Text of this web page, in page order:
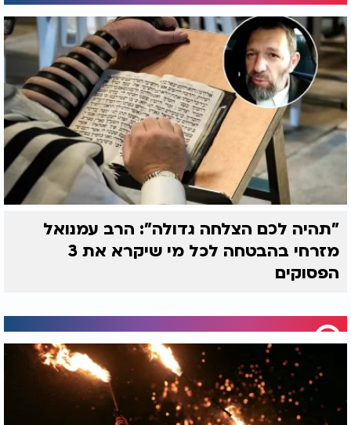
"תהיה לכם הצלחה גדולה": הרב עמנואל
מזרחי בהבטחה לכל מי שיקרא את 3
הפסוקים